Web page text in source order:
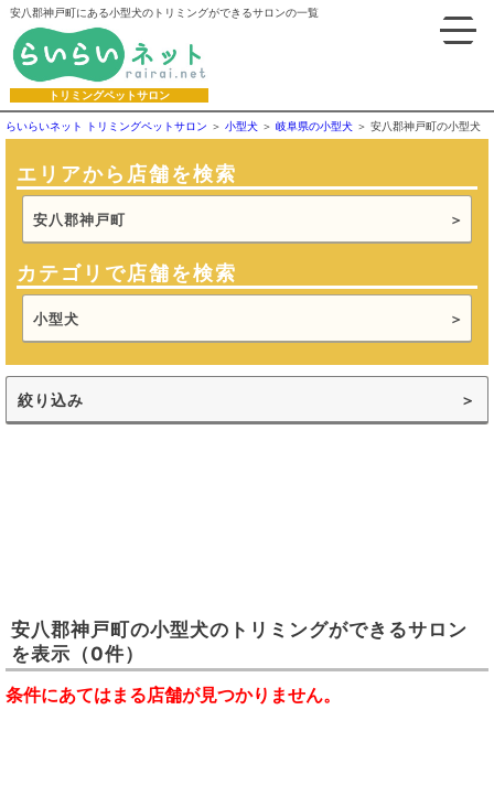
安八郡神戸町にある小型犬のトリミングができるサロンの一覧
トリミングペットサロン
らいらいネット トリミングペットサロン 小型犬 岐阜県の小型犬 安八郡神戸町の小型犬
エリアから店舗を検索
安八郡神戸町
カテゴリで店舗を検索
小型犬
絞り込み
安八郡神戸町の小型犬のトリミングができるサロン
を表示 （0件）
条件にあてはまる店舗が見つかりません。